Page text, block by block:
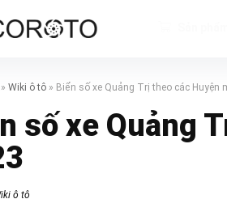
» Wiki ô tô » Biển số xe Quảng Trị theo các Huyện
số xe Quảng
ô tô